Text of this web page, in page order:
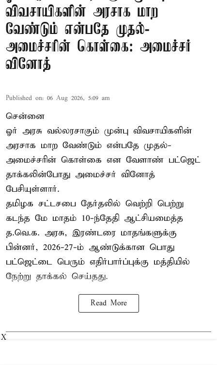
விவசாயிகளின் அரசாக மாற
வேண்டும் என்பதே முதல்-
அமைச்சரின் கொள்கை: அமைச்சர்
வினோத்
Published on: 06 Aug 2026, 5:09 am
சென்னை
ஓர் அரசு வல்லரசாகும் முன்பு விவசாயிகளின்
அரசாக மாற வேண்டும் என்பதே முதல்-
அமைச்சரின் கொள்கை என வேளாண் பட்ஜெட்
தாக்கலின்போது அமைச்சர் வினோத்
பேசியுள்ளார்.
தமிழக சட்டசபை தேர்தலில் வெற்றி பெற்று
கடந்த மே மாதம் 10-ந்தேதி ஆட்சியமைத்த
த.வெ.க. அரசு, இரண்டரை மாதங்களுக்கு
பின்னர், 2026-27-ம் ஆண்டுக்கான பொது
பட்ஜெட்டை பெரும் எதிர்பார்ப்புக்கு மத்தியில்
நேற்று தாக்கல் செய்தது.
Read More
X